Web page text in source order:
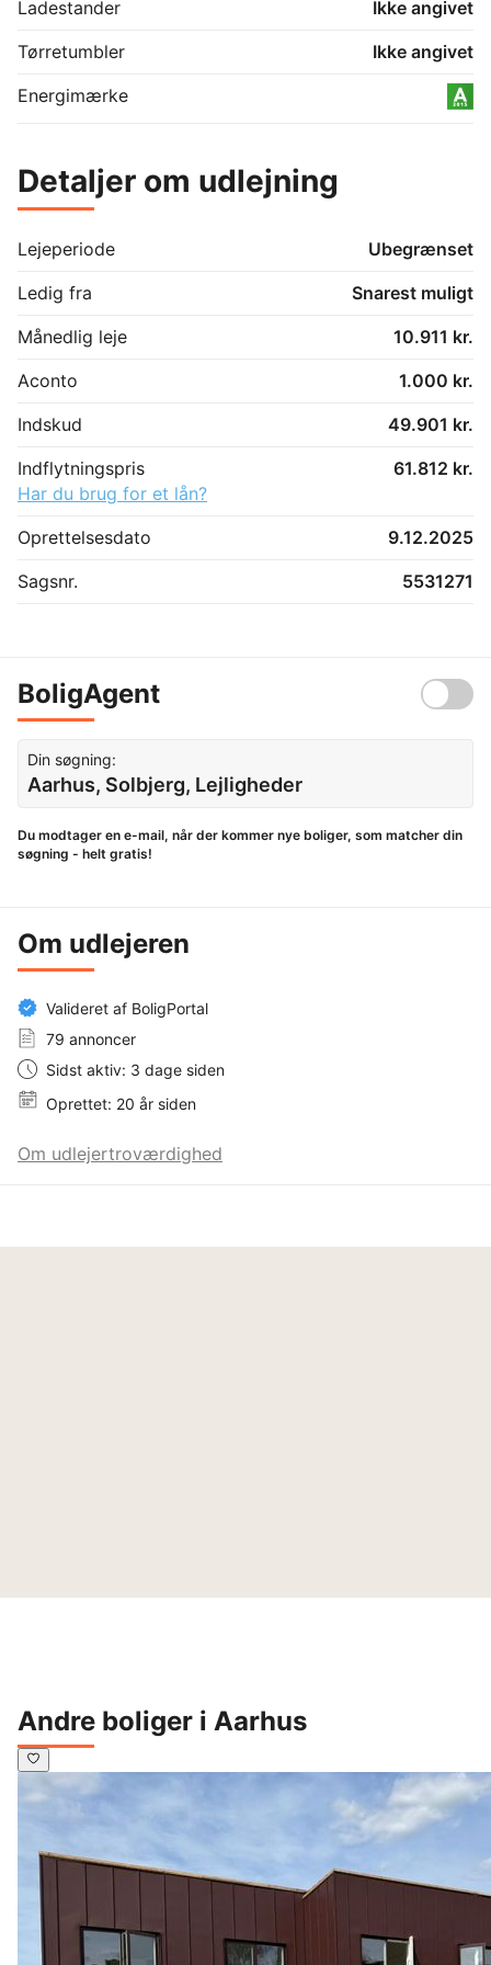
Plantegningen er vejledende, da der kan være forskel
på hvor udgangen til altanen er samt om nogle af
Kontakt os allerede i dag for en fremvisning.
Ladestander
Ikke angivet
Tørretumbler
Ikke angivet
Energimærke
Detaljer om udlejning
Lejeperiode
Ubegrænset
Ledig fra
Snarest muligt
Månedlig leje
10.911 kr.
Aconto
1.000 kr.
Indskud
49.901 kr.
Indflytningspris
61.812 kr.
Har du brug for et lån?
Oprettelsesdato
9.12.2025
Sagsnr.
5531271
BoligAgent
Din søgning:
Aarhus, Solbjerg, Lejligheder
Du modtager en e-mail, når der kommer nye boliger, som matcher din
søgning - helt gratis!
Om udlejeren
Valideret af BoligPortal
79 annoncer
Sidst aktiv: 3 dage siden
Oprettet: 20 år siden
Om udlejertroværdighed
Andre boliger i Aarhus